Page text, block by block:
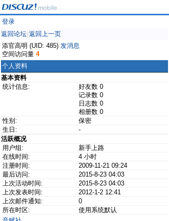
登录
返回论坛 返回上一页
添官高明 (UID: 485) 发消息
空间访问量 4
个人资料
基本资料
统计信息:
好友数 0
记录数 0
日志数 0
相册数 0
性别:
保密
生日:
-
活跃概况
用户组:
新手上路
在线时间:
4 小时
注册时间:
2009-11-21 09:24
最后访问:
2015-8-23 04:03
上次活动时间:
2015-8-23 04:03
上次发表时间:
2012-1-2 12:41
上次邮件通知:
0
所在时区:
使用系统默认